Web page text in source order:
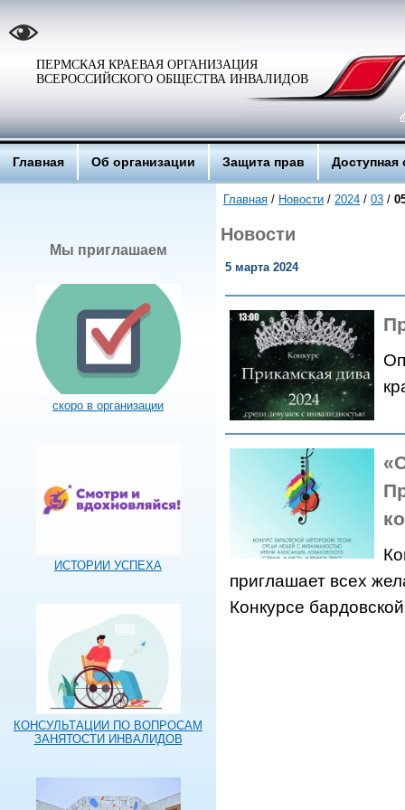
ПЕРМСКАЯ КРАЕВАЯ ОРГАНИЗАЦИЯ
ВСЕРОССИЙСКОГО ОБЩЕСТВА ИНВАЛИДОВ
Главная Об организации Защита прав Доступная
Мы приглашаем
скоро в организации
ИСТОРИИ УСПЕХА
КОНСУЛЬТАЦИИ ПО ВОПРОСАМ
ЗАНЯТОСТИ ИНВАЛИДОВ
Главная / Новости / 2024 / 03 /
Новости
5 марта 2024
приглашает всех
Конкурсе